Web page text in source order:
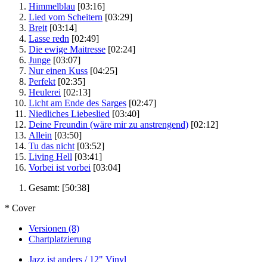
Himmelblau [03:16]
Lied vom Scheitern [03:29]
Breit [03:14]
Lasse redn [02:49]
Die ewige Maitresse [02:24]
Junge [03:07]
Nur einen Kuss [04:25]
Perfekt [02:35]
Heulerei [02:13]
Licht am Ende des Sarges [02:47]
Niedliches Liebeslied [03:40]
Deine Freundin (wäre mir zu anstrengend) [02:12]
Allein [03:50]
Tu das nicht [03:52]
Living Hell [03:41]
Vorbei ist vorbei [03:04]
Gesamt: [50:38]
* Cover
Versionen (8)
Chartplatzierung
Jazz ist anders / 12" Vinyl